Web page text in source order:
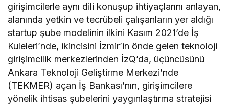
girişimcilerle aynı dili konuşup ihtiyaçlarını anlayan,
alanında yetkin ve tecrübeli çalışanların yer aldığı
startup şube modelinin ilkini Kasım 2021’de İş
Kuleleri’nde, ikincisini İzmir’in önde gelen teknoloji
girişimcilik merkezlerinden İzQ’da, üçüncüsünü
Ankara Teknoloji Geliştirme Merkezi’nde
(TEKMER) açan İş Bankası’nın, girişimcilere
yönelik ihtisas şubelerini yaygınlaştırma stratejisi